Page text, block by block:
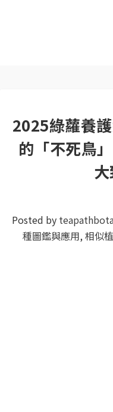
2025綠蘿養
的「不死鳥
Posted by
種圖鑑與應用,相似